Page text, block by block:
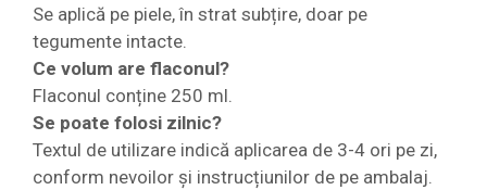
Se aplică pe piele, în strat subțire, doar pe
tegumente intacte.
Ce volum are flaconul?
Flaconul conține 250 ml.
Se poate folosi zilnic?
Textul de utilizare indică aplicarea de 3-4 ori pe zi,
conform nevoilor și instrucțiunilor de pe ambalaj.